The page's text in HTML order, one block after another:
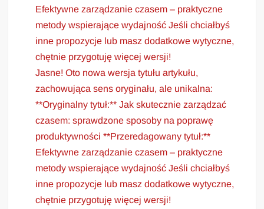
Efektywne zarządzanie czasem – praktyczne
metody wspierające wydajność Jeśli chciałbyś
inne propozycje lub masz dodatkowe wytyczne,
chętnie przygotuję więcej wersji!
Jasne! Oto nowa wersja tytułu artykułu,
zachowująca sens oryginału, ale unikalna:
**Oryginalny tytuł:** Jak skutecznie zarządzać
czasem: sprawdzone sposoby na poprawę
produktywności **Przeredagowany tytuł:**
Efektywne zarządzanie czasem – praktyczne
metody wspierające wydajność Jeśli chciałbyś
inne propozycje lub masz dodatkowe wytyczne,
chętnie przygotuję więcej wersji!